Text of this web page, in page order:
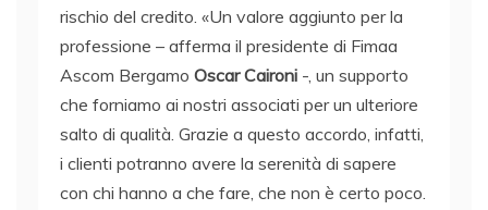
rischio del credito. «Un valore aggiunto per la
professione – afferma il presidente di Fimaa
Ascom Bergamo Oscar Caironi -, un supporto
che forniamo ai nostri associati per un ulteriore
salto di qualità. Grazie a questo accordo, infatti,
i clienti potranno avere la serenità di sapere
con chi hanno a che fare, che non è certo poco.